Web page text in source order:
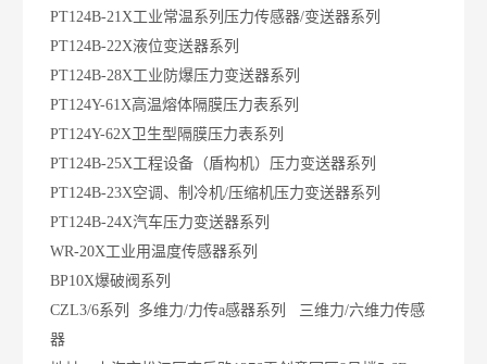
PT124B-21X工业常温系列压力传感器/变送器系列
PT124B-22X液位变送器系列
PT124B-28X工业防爆压力变送器系列
PT124Y-61X高温熔体隔膜压力表系列
PT124Y-62X卫生型隔膜压力表系列
PT124B-25X工程设备（盾构机）压力变送器系列
PT124B-23X空调、制冷机/压缩机压力变送器系列
PT124B-24X汽车压力变送器系列
WR-20X工业用温度传感器系列
BP10X爆破阀系列
CZL3/6系列 多维力/力传a感器系列 三维力/六维力传感
器